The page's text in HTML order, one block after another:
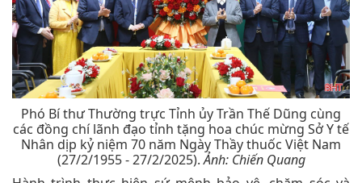
Phó Bí thư Thường trực Tỉnh ủy Trần Thế Dũng cùng
các đồng chí lãnh đạo tỉnh tặng hoa chúc mừng Sở Y tế
Nhân dịp kỷ niệm 70 năm Ngày Thầy thuốc Việt Nam
(27/2/1955 - 27/2/2025).Ảnh: Chiến Quang